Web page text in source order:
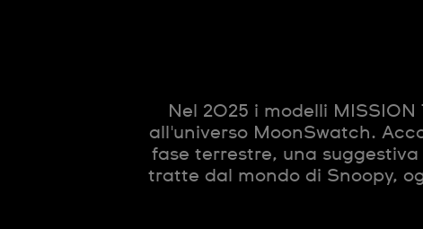
Nel 2025 i modelli
all'universo MoonSwatch.
fase terrestre, una
tratte dal mondo di Snoopy,